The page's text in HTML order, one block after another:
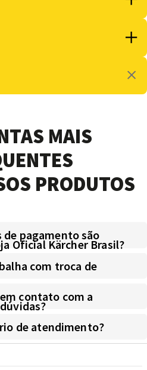
MAIS
PRODUTOS
de pagamento são
Oficial Kärcher Brasil?
com troca de
contato com a
de atendimento?